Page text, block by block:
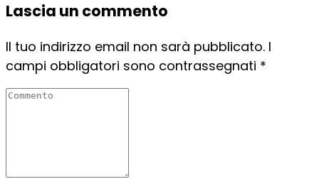
Lascia un commento
Il tuo indirizzo email non sarà pubblicato. I
campi obbligatori sono contrassegnati *